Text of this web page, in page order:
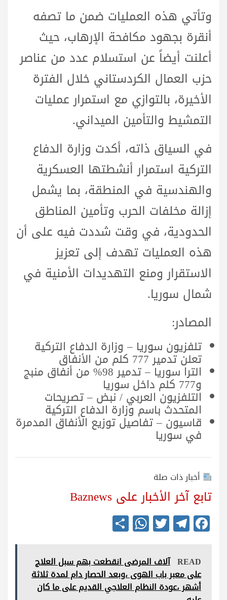
وتأتي هذه العمليات ضمن ما تصفه
أنقرة بجهود مكافحة الإرهاب، حيث
أعلنت أيضاً عن استسلام عدد من عناصر
حزب العمال الكردستاني خلال الفترة
الأخيرة، بالتوازي مع استمرار عمليات
التمشيط والتأمين الميداني.
في السياق ذاته، أكدت وزارة الدفاع
التركية استمرار أنشطتها العسكرية
والهندسية في المنطقة، بما يشمل
إزالة مخلفات الحرب وتأمين المناطق
الحدودية، في وقت شددت فيه على أن
هذه العمليات تهدف إلى تعزيز
الاستقرار ومنع التهديدات الأمنية في
شمال سوريا.
المصادر:
تلفزيون سوريا – وزارة الدفاع التركية
تعلن تدمير 777 كلم من الأنفاق
الترا سوريا – تدمير 98% من أنفاق منبج
و777 كلم داخل سوريا
التلفزيون العربي / نبض – تصريحات
المتحدث باسم وزارة الدفاع التركية
قاسيون – تفاصيل توزيع الأنفاق المدمرة
في سوريا
أخبار ذات صلة
تابع آخر الأخبار على Baznews
Fa
ce
bo
ok
Te
le
gr
a
m
T
wi
tte
r
W
ha
ts
A
pp
re READ آلاف المرضى انقطعت بهم سبل العلاج
على معبر باب الهوى ،وبعد الحصار دام لمدة ثلاثة
أشهر ،عودة النظام العلاجي القديم على ما كان